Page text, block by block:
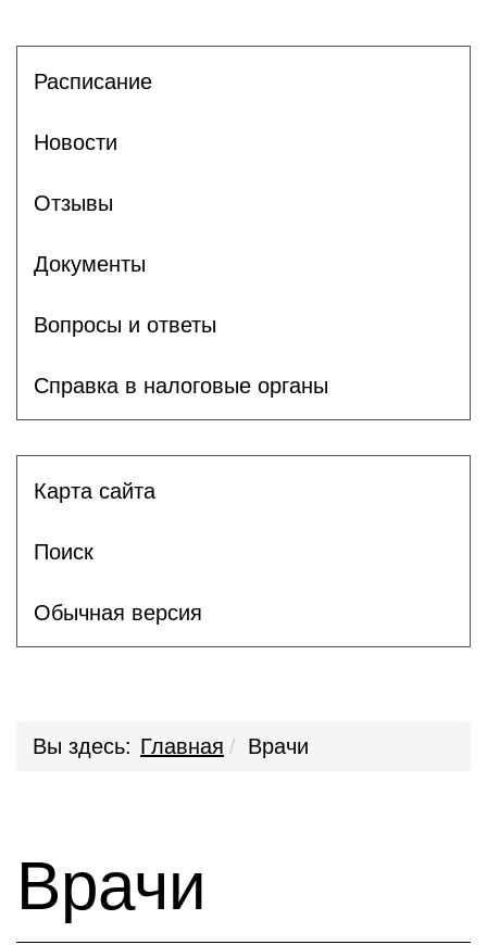
Расписание
Новости
Отзывы
Документы
Вопросы и ответы
Справка в налоговые органы
Карта сайта
Поиск
Обычная версия
Вы здесь: Главная Врачи
Врачи